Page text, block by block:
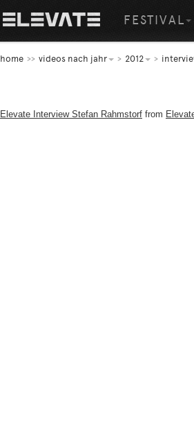
FESTIVAL
home videos nach jahr 2012
Elevate Interview Stefan Rahmstorf from